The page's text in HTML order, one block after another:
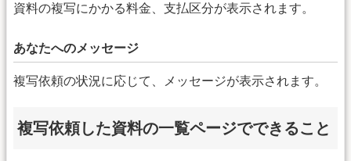
資料の複写にかかる料金、支払区分が表示されます。
あなたへのメッセージ
複写依頼の状況に応じて、メッセージが表示されます。
複写依頼した資料の一覧ページでできること